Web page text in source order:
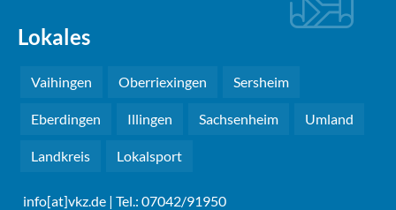
Lokales
Vaihingen Oberriexingen Sersheim
Eberdingen Illingen Sachsenheim Umland
Landkreis Lokalsport
info[at]vkz.de | Tel.: 07042/91950